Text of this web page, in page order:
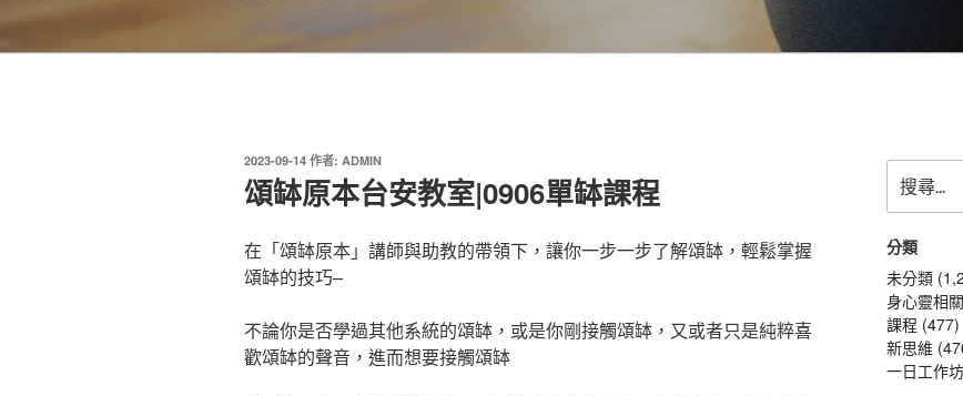
發
佈
於
2023-09-14 作者: ADMIN
頌缽原本台安教室|0906單缽課程
在「頌缽原本」講師與助教的帶領下，讓你一步一步了解頌缽，輕鬆掌握
頌缽的技巧–
不論你是否學過其他系統的頌缽，或是你剛接觸頌缽，又或者只是純粹喜
歡頌缽的聲音，進而想要接觸頌缽
尋
關
鍵
字:
分類
未分類
身心靈相
課程 (477)
新思維
一日工作